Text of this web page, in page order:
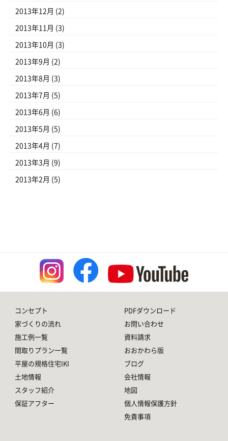
2013年12月 (2)
2013年11月 (3)
2013年10月 (3)
2013年9月 (2)
2013年8月 (3)
2013年7月 (5)
2013年6月 (6)
2013年5月 (5)
2013年4月 (7)
2013年3月 (9)
2013年2月 (5)
コンセプト
家づくりの流れ
施工例一覧
間取りプラン一覧
平屋の規格住宅IKI
土地情報
スタッフ紹介
保証アフター
PDFダウンロード
お問い合わせ
資料請求
おおかわら版
ブログ
会社情報
地図
個人情報保護方針
免責事項